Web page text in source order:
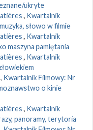
ukryte
, Kwartalnik
słowo w filmie
, Kwartalnik
maszyna pamiętania
, Kwartalnik
, Kwartalnik Filmowy: Nr
o kinie
, Kwartalnik
panoramy, terytoria